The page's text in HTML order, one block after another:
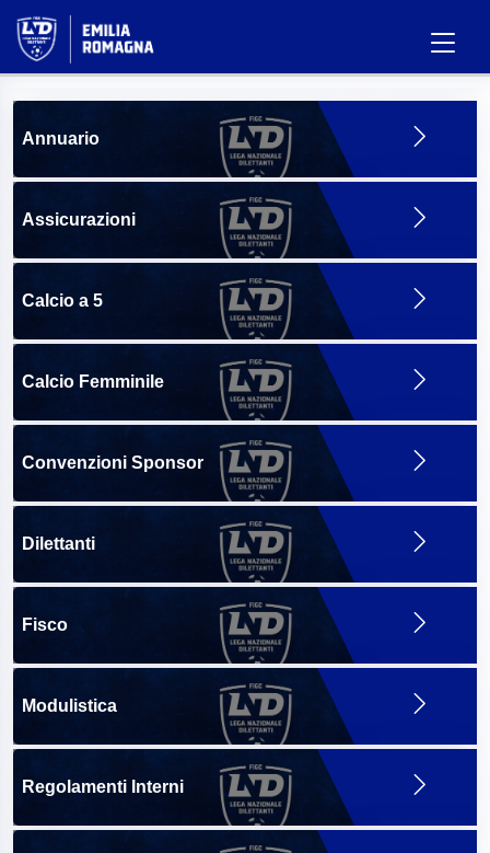
Annuario
Assicurazioni
Calcio a 5
Calcio Femminile
Convenzioni Sponsor
Dilettanti
Fisco
Modulistica
Regolamenti Interni